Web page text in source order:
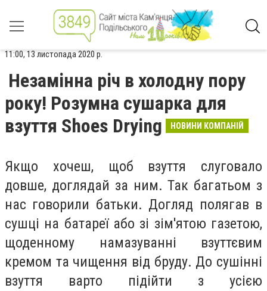
11:00, 13 листопада 2020 р.
Незамінна річ в холодну пору
року! Розумна сушарка для
взуття Shoes Drying
НОВИНИ КОМПАНІЙ
Якщо хочеш, щоб взуття слуговало
довше, доглядай за ним. Так багатьом з
нас говорили батьки. Догляд полягав в
сушці на батареї або зі зім'ятою газетою,
щоденному намазуванні взуттєвим
кремом та чищення від бруду. До сушінні
взуття варто підійти з усією